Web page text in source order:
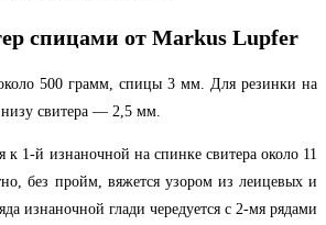
спицами от Markus Lupfer
500 грамм, спицы 3 мм. Для резинки на
свитера — 2,5 мм.
к 1-й изнаночной на спинке свитера около 11
без пройм, вяжется узором из леицевых и
изнаночной глади чередуется с 2-мя рядами